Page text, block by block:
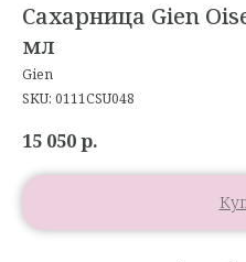
Сахарница Gien
мл
Gien
SKU: 0111CSU048
15 050р.